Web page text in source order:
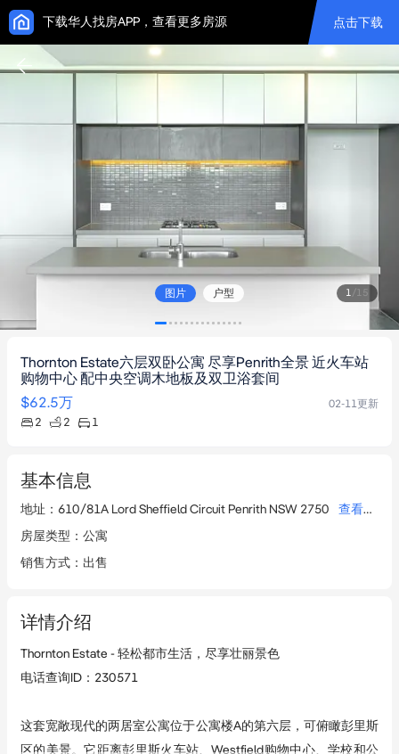
下载华人找房APP，查看更多房源 点击下载
图片 户型 1/15
Thornton Estate六层双卧公寓 尽享Penrith全景 近火车站
购物中心 配中央空调木地板及双卫浴套间
$62.5万 02-11更新
2 2 1
基本信息
地址 ： 610/81A Lord Sheffield Circuit Penrith NSW 2750
查看详情
房屋类型 ： 公寓
销售方式 ： 出售
详情介绍
Thornton Estate - 轻松都市生活，尽享壮丽景色
电话查询ID：230571
这套宽敞现代的两居室公寓位于公寓楼A的第六层，可俯瞰彭里斯
区的美景。它距离彭里斯火车站、Westfield购物中心、学校和公